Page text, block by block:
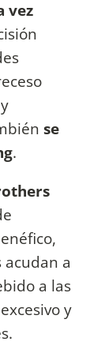
vez
se
.
a
a las
y